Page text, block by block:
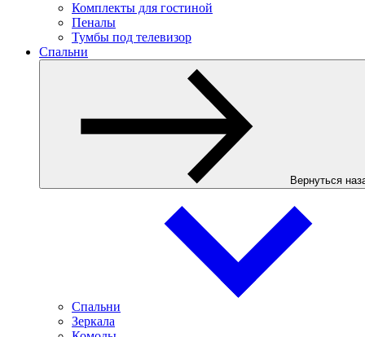
Комплекты для гостиной
Пеналы
Тумбы под телевизор
Спальни
Вернуться
Спальни
Зеркала